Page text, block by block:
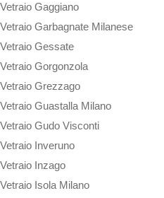
Vetraio Gaggiano
Vetraio Garbagnate Milanese
Vetraio Gessate
Vetraio Gorgonzola
Vetraio Grezzago
Vetraio Guastalla Milano
Vetraio Gudo Visconti
Vetraio Inveruno
Vetraio Inzago
Vetraio Isola Milano